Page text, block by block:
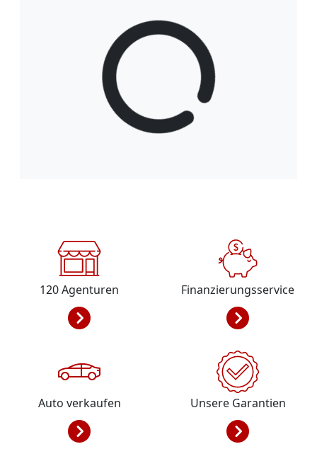
120Agenturen Finanzierungsservice
Auto verkaufen Unsere Garantien